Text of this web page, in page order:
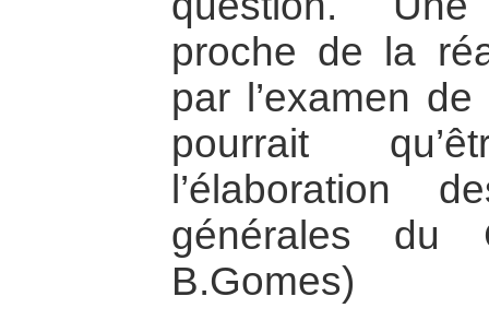
proche de la
par l’examen
pourrait
l’élaboration
générales du
B.Gomes)